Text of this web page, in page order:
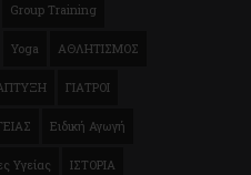
Group Training
Yoga ΑΘΛΗΤΙΣΜΟΣ
ΓΙΑΤΡΟΙ
Ειδική Αγωγή
Υγείας ΙΣΤΟΡΙΑ